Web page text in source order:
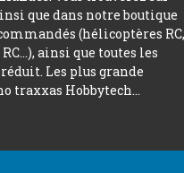
que dans notre boutique
(hélicoptères RC,
ainsi que toutes les
Les plus grande
traxxas Hobbytech...